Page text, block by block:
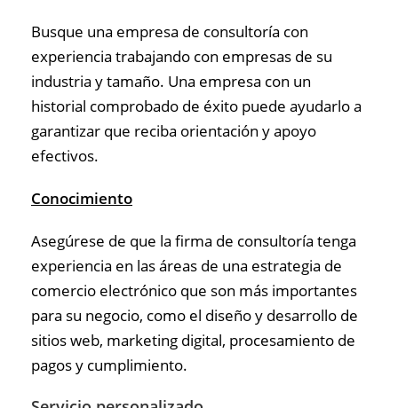
Busque una empresa de consultoría con
experiencia trabajando con empresas de su
industria y tamaño. Una empresa con un
historial comprobado de éxito puede ayudarlo a
garantizar que reciba orientación y apoyo
efectivos.
Conocimiento
Asegúrese de que la firma de consultoría tenga
experiencia en las áreas de una estrategia de
comercio electrónico que son más importantes
para su negocio, como el diseño y desarrollo de
sitios web, marketing digital, procesamiento de
pagos y cumplimiento.